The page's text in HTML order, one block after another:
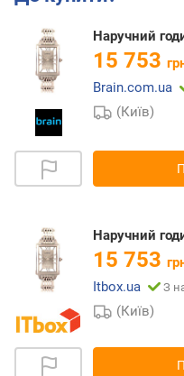
Наручний
15 753
Brain.com.ua
(Київ)
Наручний
15 753
Itbox.ua
З
(Київ)